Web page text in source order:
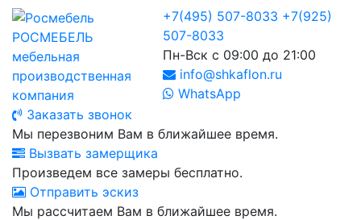
РОСМЕБЕЛЬ
мебельная
производственная
компания
+7(495) 507-8033 +7(925)
507-8033
Пн-Вск с 09:00 до 21:00
info@shkaflon.ru
WhatsApp
Заказать звонок
Мы перезвоним Вам в ближайшее время.
Вызвать замерщика
Произведем все замеры бесплатно.
Отправить эскиз
Мы рассчитаем Вам в ближайшее время.